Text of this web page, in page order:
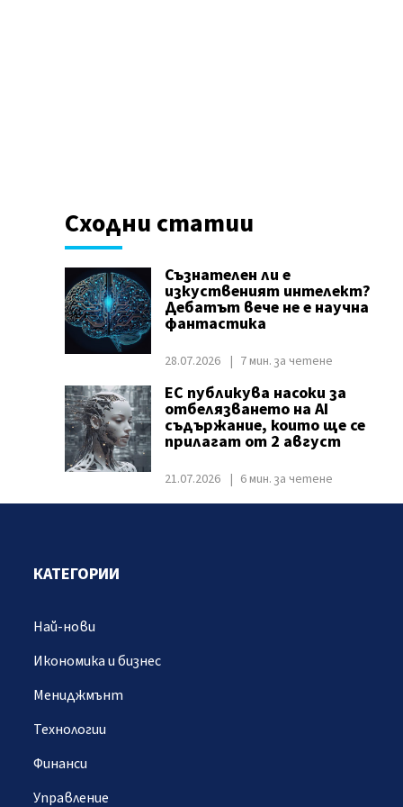
Сходни статии
Съзнателен ли е
изкуственият интелект?
Дебатът вече не е научна
фантастика
28.07.2026 7 мин. за четене
ЕС публикува насоки за
отбелязването на AI
съдържание, които ще се
прилагат от 2 август
21.07.2026 6 мин. за четене
КАТЕГОРИИ
Най-нови
Икономика и бизнес
Мениджмънт
Технологии
Финанси
Управление